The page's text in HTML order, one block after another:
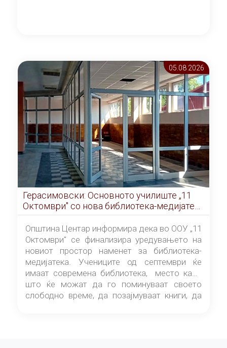
05.08 2026
Герасимовски: Основното училиште „11
Октомври" со нова библиотека-медијатека
од септември
Општина Центар информира дека во ООУ „11
Октомври" се финализира уредувањето на
новиот простор наменет за библиотека-
медијатека. Учениците од септември ќе
имаат современа библиотека, место каде
што ќе можат да го поминуваат своето
слободно време, да позајмуваат книги, да